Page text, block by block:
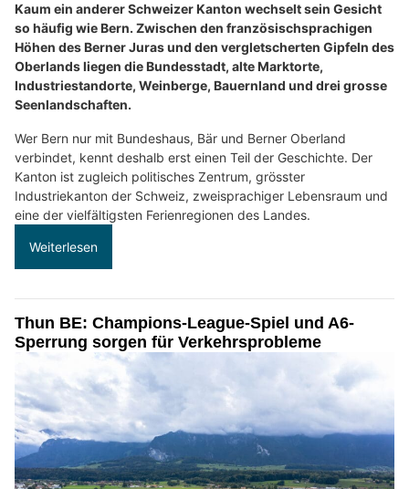
Kaum ein anderer Schweizer Kanton wechselt sein Gesicht
so häufig wie Bern. Zwischen den französischsprachigen
Höhen des Berner Juras und den vergletscherten Gipfeln des
Oberlands liegen die Bundesstadt, alte Marktorte,
Industriestandorte, Weinberge, Bauernland und drei grosse
Seenlandschaften.
Wer Bern nur mit Bundeshaus, Bär und Berner Oberland
verbindet, kennt deshalb erst einen Teil der Geschichte. Der
Kanton ist zugleich politisches Zentrum, grösster
Industriekanton der Schweiz, zweisprachiger Lebensraum und
eine der vielfältigsten Ferienregionen des Landes.
Weiterlesen
Thun BE: Champions-League-Spiel und A6-
Sperrung sorgen für Verkehrsprobleme